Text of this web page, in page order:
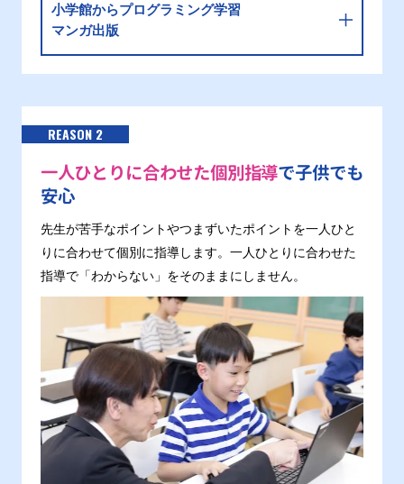
小学館からプログラミング学習
マンガ出版
REASON 2
一人ひとりに合わせた個別指導で子供でも
安心
先生が苦手なポイントやつまずいたポイントを一人ひと
りに合わせて個別に指導します。一人ひとりに合わせた
指導で「わからない」をそのままにしません。